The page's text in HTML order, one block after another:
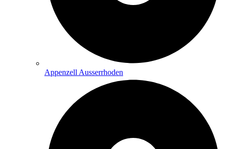
Appenzell Ausserrhoden